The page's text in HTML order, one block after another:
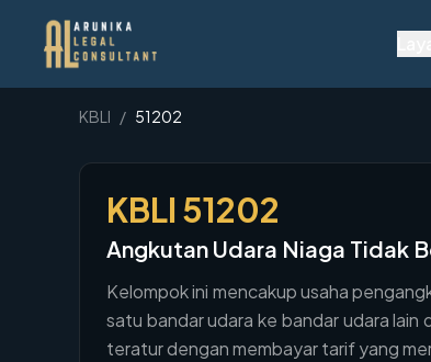
KBLI / 51202
KBLI 51202
Angkutan Udara Niaga Tidak
Kelompok ini mencakup usaha
satu bandar udara ke bandar udara
teratur dengan membayar tarif yang